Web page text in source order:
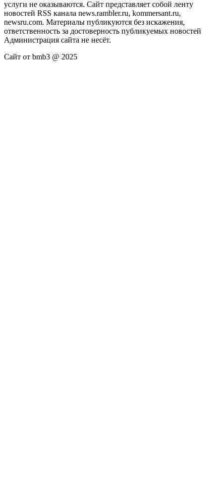
услуги не оказываются. Сайт представляет собой ленту
новостей RSS канала news.rambler.ru, kommersant.ru,
newsru.com. Материалы публикуются без искажения,
ответственность за достоверность публикуемых новостей
Администрация сайта не несёт.
Сайт от bmb3 @ 2025